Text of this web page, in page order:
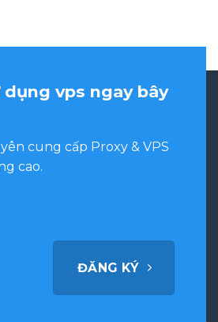
dụng vps ngay bây
cung cấp Proxy & VPS
cao.
ĐĂNG KÝ